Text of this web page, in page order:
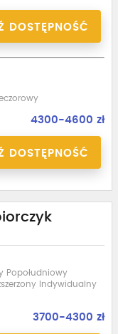
DOSTĘPNOŚĆ
4300-4600 zł
DOSTĘPNOŚĆ
Popołudniowy
Indywidualny
3700-4300 zł